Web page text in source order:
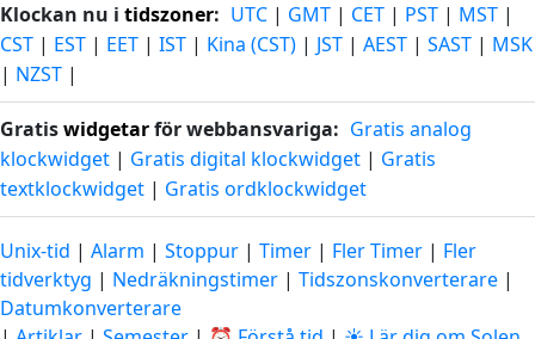
Klockan nu i tidszoner: UTC | GMT | CET | PST | MST |
CST | EST | EET | IST | Kina (CST) | JST | AEST | SAST | MSK
| NZST |
Gratiswidgetarför webbansvariga: Gratis analog
klockwidget | Gratis digital klockwidget | Gratis
textklockwidget | Gratis ordklockwidget
Unix-tid | Alarm | Stoppur | Timer | Fler Timer | Fler
tidverktyg | Nedräkningstimer | Tidszonskonverterare |
Datumkonverterare